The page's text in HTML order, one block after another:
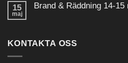
X‑innovations
2026
15
maj
Brand & Räddning 14-
&
KONTAKTA OSS